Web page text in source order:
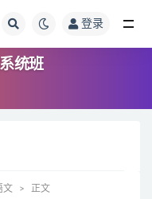
登录
统班
文 正文